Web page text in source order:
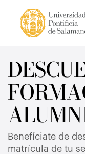
Benefíciate de
matrícula de tu